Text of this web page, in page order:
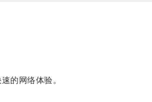
的网络体验。